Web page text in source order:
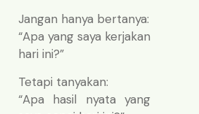
Jangan hanya bertanya:
“Apa yang saya kerjakan
hari ini?”
Tetapi tanyakan:
“Apa hasil nyata yang